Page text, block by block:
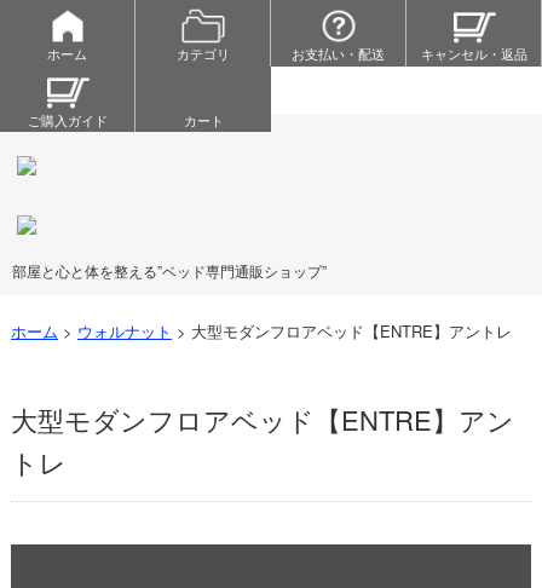
ホーム カテゴリ お支払い・配送 キャンセル・返品
ご購入ガイド カート
部屋と心と体を整える”ベッド専門通販ショップ”
ホーム > ウォルナット > 大型モダンフロアベッド【ENTRE】アントレ
大型モダンフロアベッド【ENTRE】アン
トレ